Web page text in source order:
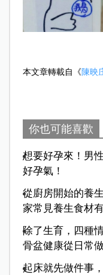
本文章轉載自《 陳映
你也可能喜歡
想要好孕來！男
好孕氣！
從廚房開始的養
家常見養生食材
除了生育，四種
骨盆健康從日常做
起床就先做件事